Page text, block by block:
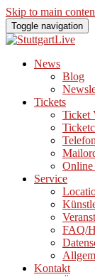
Skip to main
Toggle navigation
News
Blog
Tickets
Ticket
Online
Service
FAQ/
Kontakt